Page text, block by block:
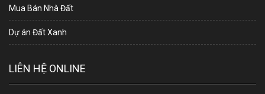
Mua Bán Nhà Đất
Dự án Đất Xanh
LIÊN HỆ ONLINE